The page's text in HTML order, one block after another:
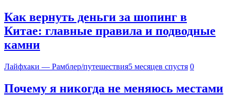
Как вернуть деньги за шопинг в
Китае: главные правила и подводные
камни
Лайфхаки — Рамблер/путешествия5 месяцев спустя 0
Почему я никогда не меняюсь местами